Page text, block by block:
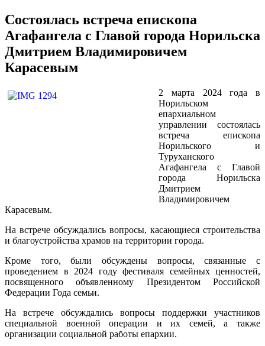
Состоялась встреча епископа
Агафангела с Главой города Норильска
Дмитрием Владимировичем
Карасевым
2 марта 2024 года в
Норильском
епархиальном
управлении состоялась
встреча епископа
Норильского и
Туруханского
Агафангела с Главой
города Норильска
Дмитрием
Владимировичем
Карасевым.
На встрече обсуждались вопросы, касающиеся строительства
и благоустройства храмов на территории города.
Кроме того, были обсуждены вопросы, связанные с
проведением в 2024 году фестиваля семейных ценностей,
посвященного объявленному Президентом Российской
Федерации Года семьи.
На встрече обсуждались вопросы поддержки участников
специальной военной операции и их семей, а также
организации социальной работы епархии.